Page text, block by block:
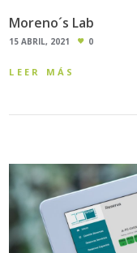
Moreno´s Lab
15 ABRIL, 2021 0
LEER MÁS